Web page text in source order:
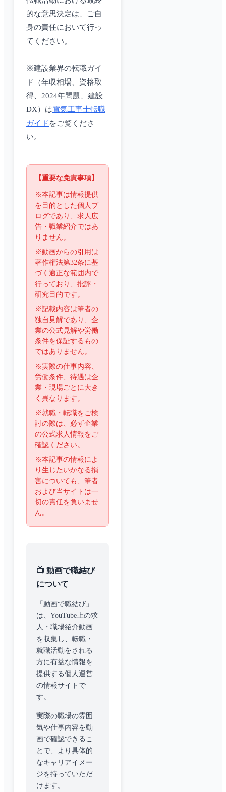
的な意思決定は、ご自
身の責任において行っ
てください。
※建設業界の転職ガイ
ド（年収相場、資格取
得、2024年問題、建設
DX）は電気工事士転職
ガイド をご覧くださ
い。
【重要な免責事項】
※本記事は情報提供
を目的とした個人ブ
ログであり、求人広
告・職業紹介ではあ
りません。
※動画からの引用は
著作権法第32条に基
づく適正な範囲内で
行っており、批評・
研究目的です。
※記載内容は筆者の
独自見解であり、企
業の公式見解や労働
条件を保証するもの
ではありません。
※実際の仕事内容、
労働条件、待遇は企
業・現場ごとに大き
く異なります。
※就職・転職をご検
討の際は、必ず企業
の公式求人情報をご
確認ください。
※本記事の情報によ
り生じたいかなる損
害についても、筆者
および当サイトは一
切の責任を負いませ
ん。
📺 動画で職結び
について
「動画で職結び」
は、YouTube上の求
人・職場紹介動画
を収集し、転職・
就職活動をされる
方に有益な情報を
提供する個人運営
の情報サイトで
す。
実際の職場の雰囲
気や仕事内容を動
画で確認できるこ
とで、より具体的
なキャリアイメー
ジを持っていただ
けます。